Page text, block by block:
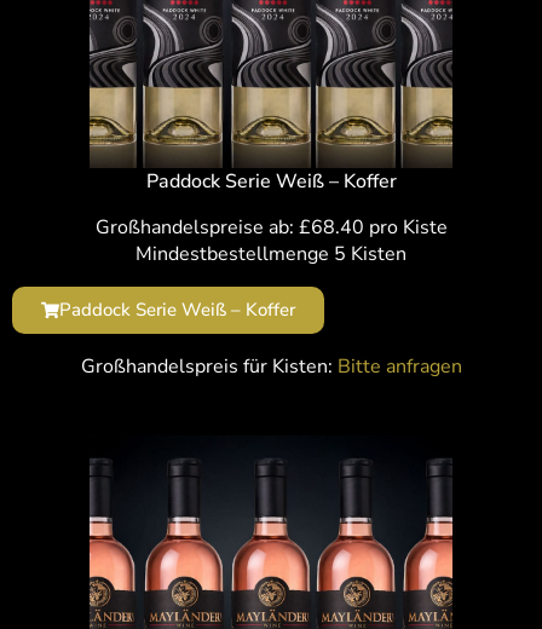
Paddock Serie Weiß – Koffer
Großhandelspreise ab: £68.40 pro Kiste
Mindestbestellmenge 5 Kisten
Paddock Serie Weiß – Koffer
Großhandelspreis für Kisten: Bitte anfragen